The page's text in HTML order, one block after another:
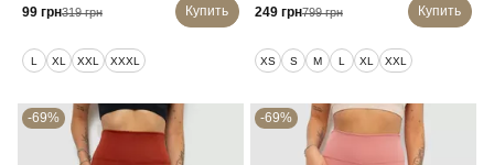
99 грн319 грн Купить
L XL XXL XXXL
249 грн799 грн Купить
XS S M L XL XXL
-69% -69%